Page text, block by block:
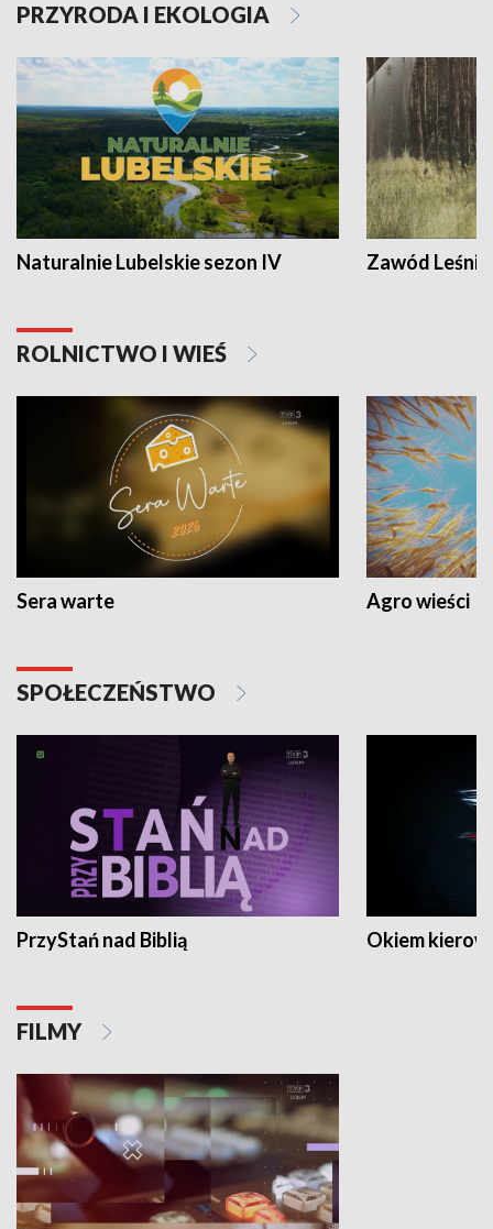
PRZYRODA I EKOLOGIA
Naturalnie Lubelskie sezon IV Zawód Leśnik
ROLNICTWO I WIEŚ
Sera warte Agro wieści
SPOŁECZEŃSTWO
PrzyStań nad Biblią Okiem
FILMY